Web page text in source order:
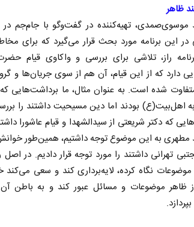
ظاهر
موسوی‌صمدی، تهیه‌کننده در گفت‌و‌گو با جام‌جم
در این برنامه مورد بحث قرار می‌گیرد که برای
راز، تلاشی برای بررسی و واکاوی قیام
دارد که از این قیام، آن هم از سوی جریان‌ها و
شده است. به عنوان مثال، ما برداشت‌هایی
اهل‌بیت(ع) بودند اما دین مسیحیت داشتند را
که دکتر شریعتی از سیدالشهدا و قیام عاشورا
مطهری به این موضوع توجه داشتیم، همین‌طور
تهرانی داشتند را مورد توجه قرار دادیم. در اصل
نگاه کرده، لایه‌برداری کند و سعی می‌کند
از ظاهر موضوعات و مسائل عبور کند و به باطن